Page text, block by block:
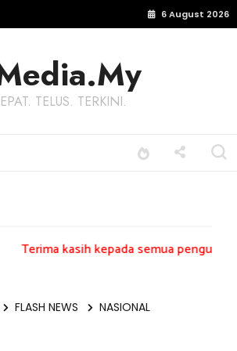
6 August 2026
TELUS. TERKINI.
kepada semua pengundi.......
FLASH NEWS NASIONAL